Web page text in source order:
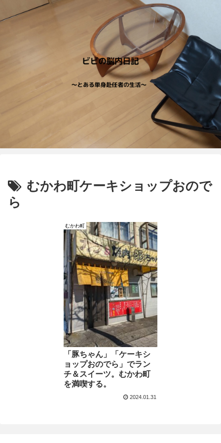
むかわ町ケーキショップおので
ら
むかわ町
「豚ちゃん」「ケーキシ
ョップおのでら」でラン
チ＆スイーツ。むかわ町
を満喫する。
2024.01.31